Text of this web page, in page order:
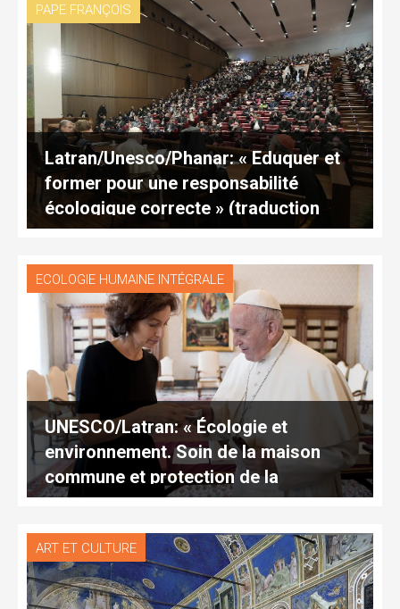
PAPE FRANÇOIS
Latran/Unesco/Phanar: « Eduquer et
former pour une responsabilité
écologique correcte » (traduction
complète)
ECOLOGIE HUMAINE INTÉGRALE
UNESCO/Latran: « Écologie et
environnement. Soin de la maison
commune et protection de la
création »
ART ET CULTURE